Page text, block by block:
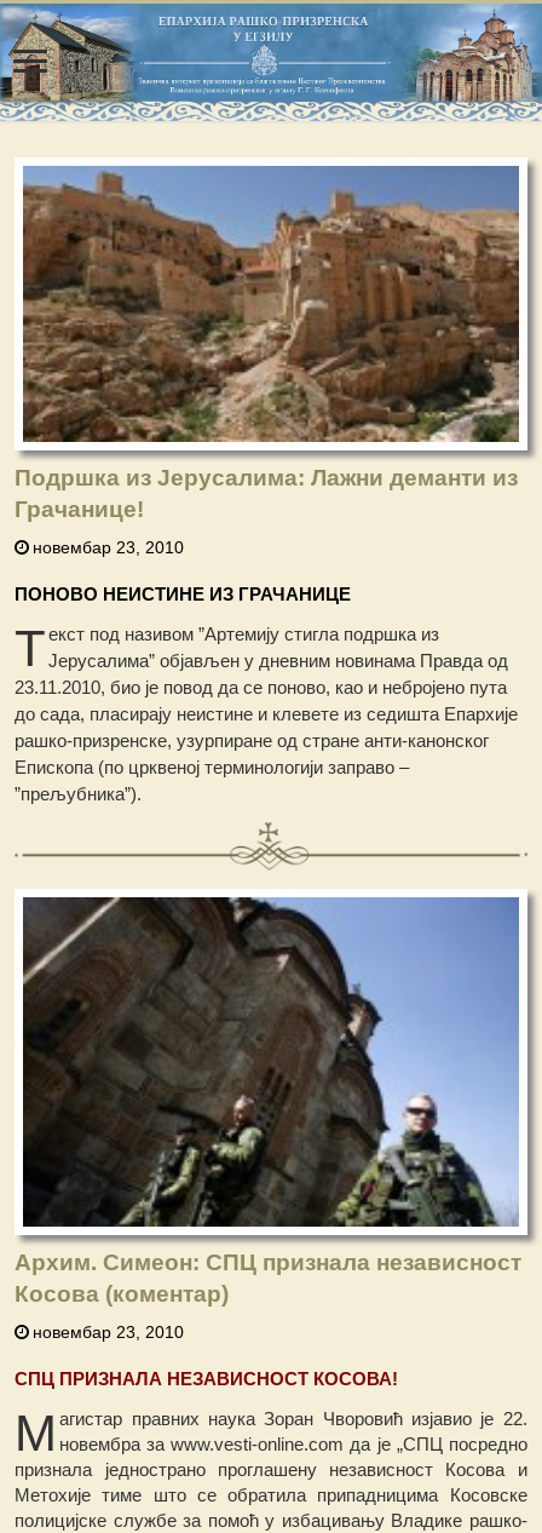
Подршка из Јерусалима: Лажни деманти из
Грачанице!
новембар 23, 2010
ПОНОВО НЕИСТИНЕ ИЗ ГРАЧАНИЦЕ
Текст под називом ”Артемију стигла подршка из
Јерусалима” објављен у дневним новинама Правда од
23.11.2010, био је повод да се поново, као и небројено пута
до сада, пласирају неистине и клевете из седишта Епархије
рашко-призренске, узурпиране од стране анти-канонског
Епископа (по црквеној терминологији заправо –
”прељубника”).
Архим. Симеон: СПЦ признала независност
Косова (коментар)
новембар 23, 2010
СПЦ ПРИЗНАЛА НЕЗАВИСНОСТ КОСОВА!
М агистар правних наука Зоран Чворовић изјавио је 22.
новембра за www.vesti-online.com да је „СПЦ посредно
признала једнострано проглашену независност Косова и
Метохије тиме што се обратила припадницима Косовске
полицијске службе за помоћ у избацивању Владике рашко-